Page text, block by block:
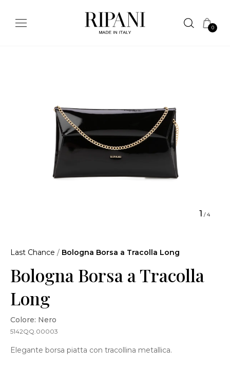
0
1 /4
Last Chance / Bologna Borsa a Tracolla Long
Bologna Borsa a Tracolla
Long
Colore: Nero
5142QQ.00003
Elegante borsa piatta con tracollina metallica.